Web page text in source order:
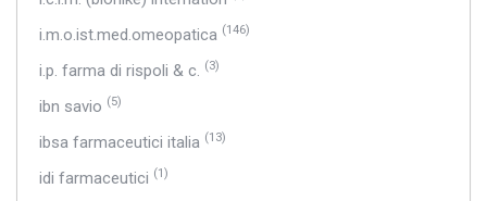
i.m.o.ist.med.omeopatica (146)
i.p. farma di rispoli & c. (3)
ibn savio (5)
ibsa farmaceutici italia (13)
idi farmaceutici (1)